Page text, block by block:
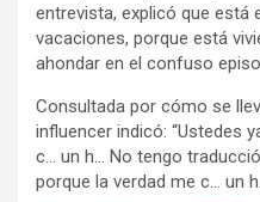
entrevista, explicó que está
vacaciones, porque está
ahondar en el confuso
Consultada por cómo se
influencer indicó: “Ustedes
c… un h… No tengo
porque la verdad me c… un